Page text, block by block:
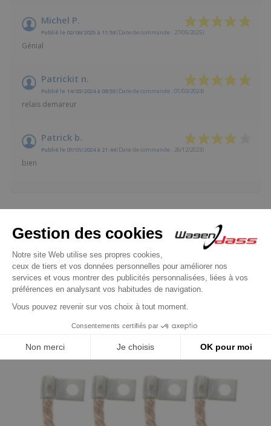
Michel P.
Publié le 02/06/2025 à 11:58(Date de commande : 27/05/2025)
Génial
Patrickit n.
Publié le 14/03/2024 à 09:55(Date de commande : 01/03/2024)
relais demareur
Patrick b.
Publié le 07/01/2024 à 21:44(Date de commande : 26/12/2023)
bien
Les clients qui ont acheté ce
produit ont également acheté :
Précédent
Suivant